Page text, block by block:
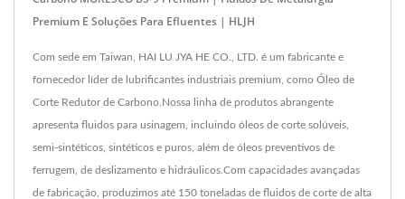
Premium E Soluções Para Efluentes | HLJH
Com sede em Taiwan, HAI LU JYA HE CO., LTD. é um fabricante e
fornecedor líder de lubrificantes industriais premium, como Óleo de
Corte Redutor de Carbono.Nossa linha de produtos abrangente
apresenta fluidos para usinagem, incluindo óleos de corte solúveis,
semi-sintéticos, sintéticos e puros, além de óleos preventivos de
ferrugem, de deslizamento e hidráulicos.Com capacidades avançadas
de fabricação, produzimos até 150 toneladas de fluidos de corte de alta